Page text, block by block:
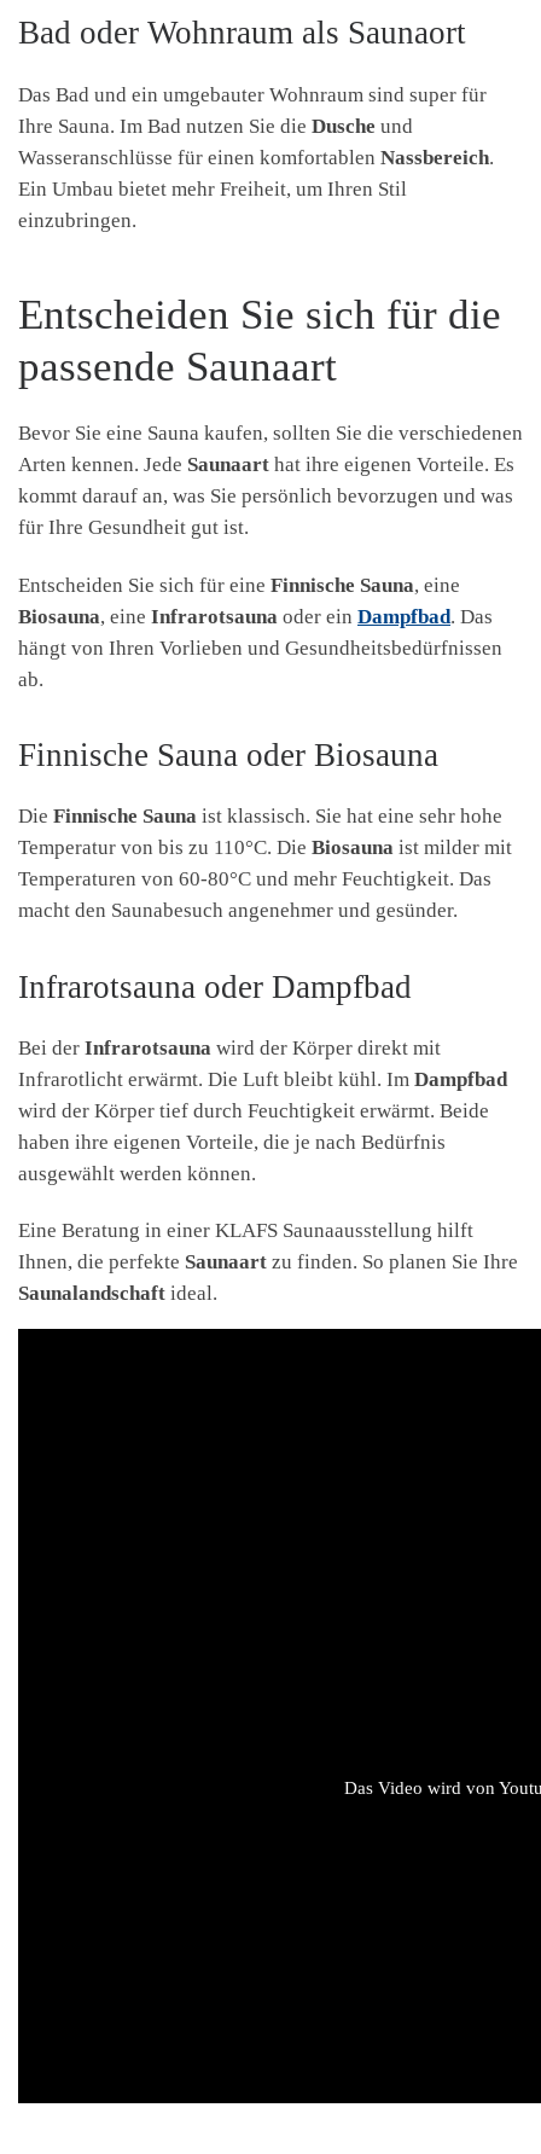
Bad oder Wohnraum als Saunaort
Das Bad und ein umgebauter Wohnraum sind super für
Ihre Sauna. Im Bad nutzen Sie die Dusche und
Wasseranschlüsse für einen komfortablen Nassbereich.
Ein Umbau bietet mehr Freiheit, um Ihren Stil
einzubringen.
Entscheiden Sie sich für die
passende Saunaart
Bevor Sie eine Sauna kaufen, sollten Sie die verschiedenen
Arten kennen. Jede Saunaart hat ihre eigenen Vorteile. Es
kommt darauf an, was Sie persönlich bevorzugen und was
für Ihre Gesundheit gut ist.
Entscheiden Sie sich für eine Finnische Sauna, eine
Biosauna, eine Infrarotsauna oder ein Dampfbad. Das
hängt von Ihren Vorlieben und Gesundheitsbedürfnissen
ab.
Finnische Sauna oder Biosauna
Die Finnische Sauna ist klassisch. Sie hat eine sehr hohe
Temperatur von bis zu 110°C. Die Biosauna ist milder mit
Temperaturen von 60-80°C und mehr Feuchtigkeit. Das
macht den Saunabesuch angenehmer und gesünder.
Infrarotsauna oder Dampfbad
Bei der Infrarotsauna wird der Körper direkt mit
Infrarotlicht erwärmt. Die Luft bleibt kühl. Im Dampfbad
wird der Körper tief durch Feuchtigkeit erwärmt. Beide
haben ihre eigenen Vorteile, die je nach Bedürfnis
ausgewählt werden können.
Eine Beratung in einer KLAFS Saunaausstellung hilft
Ihnen, die perfekte Saunaart zu finden. So planen Sie Ihre
Saunalandschaft ideal.
Das Video wird von